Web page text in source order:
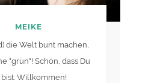
MEIKE
die Welt bunt machen,
"grün"! Schön, dass Du
bist. Willkommen!